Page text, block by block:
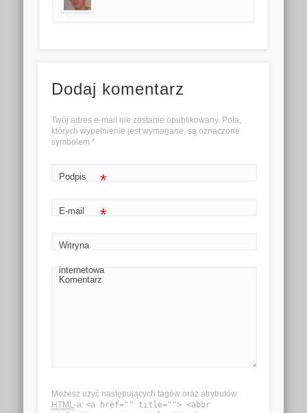
Dodaj komentarz
Twój adres e-mail nie zostanie opublikowany. Pola,
których wypełnienie jest wymagane, są oznaczone
symbolem *
Podpis *
E-mail *
Witryna
internetowa
Komentarz
Możesz użyć następujących tagów oraz atrybutów
HTML-a: <a href="" title=""> <abbr